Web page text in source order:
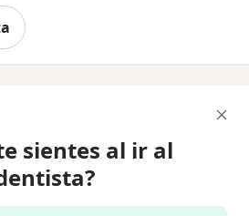
sientes al ir al